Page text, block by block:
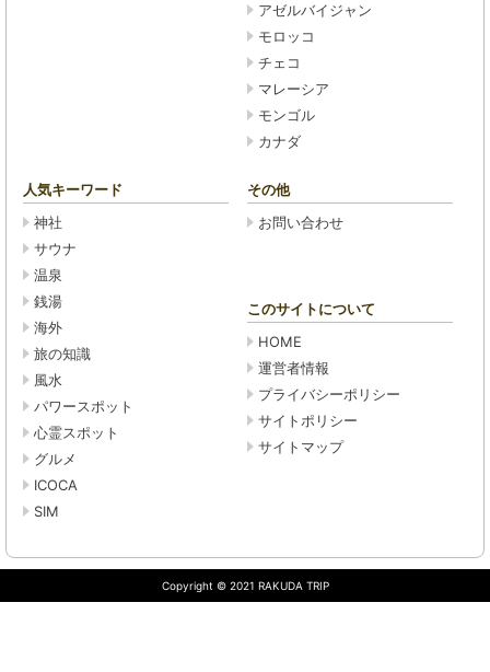
アゼルバイジャン
モロッコ
チェコ
マレーシア
モンゴル
カナダ
人気キーワード
神社
サウナ
温泉
銭湯
海外
旅の知識
風水
パワースポット
心霊スポット
グルメ
ICOCA
SIM
その他
お問い合わせ
このサイトについて
HOME
運営者情報
プライバシーポリシー
サイトポリシー
サイトマップ
Copyright © 2021 RAKUDA TRIP